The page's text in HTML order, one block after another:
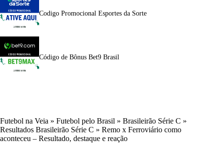
Codigo Promocional Esportes da Sorte
Código de Bônus Bet9 Brasil
Futebol na Veia » Futebol pelo Brasil » Brasileirão Série C »
Resultados Brasileirão Série C » Remo x Ferroviário como
aconteceu – Resultado, destaque e reação